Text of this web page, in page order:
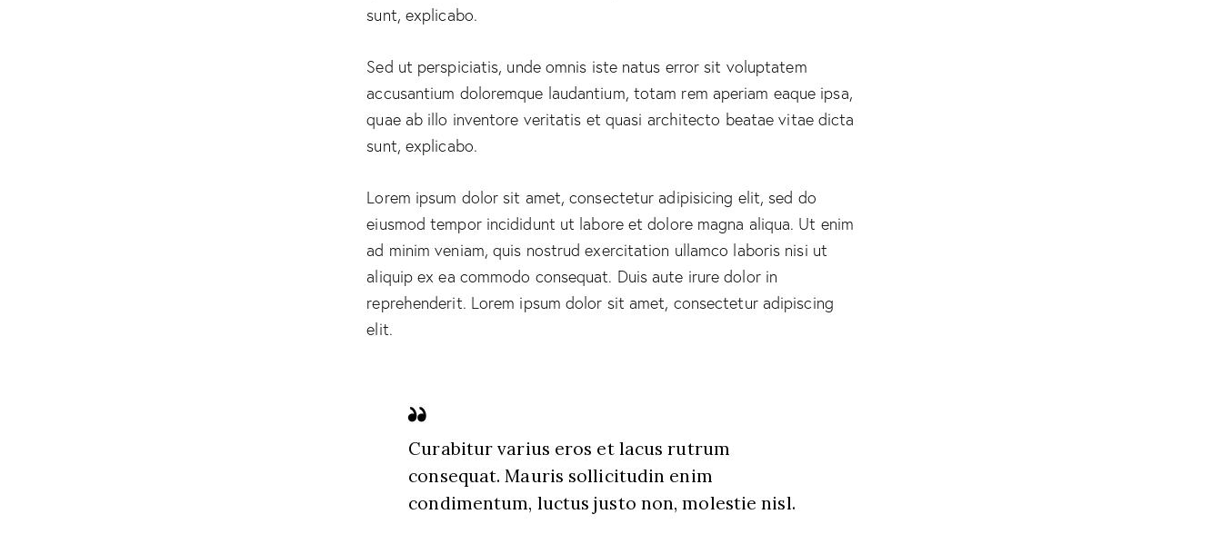
sunt, explicabo.
Sed ut perspiciatis, unde omnis iste natus error sit voluptatem
accusantium doloremque laudantium, totam rem aperiam eaque ipsa,
quae ab illo inventore veritatis et quasi architecto beatae vitae dicta
sunt, explicabo.
Lorem ipsum dolor sit amet, consectetur adipisicing elit, sed do
eiusmod tempor incididunt ut labore et dolore magna aliqua. Ut enim
ad minim veniam, quis nostrud exercitation ullamco laboris nisi ut
aliquip ex ea commodo consequat. Duis aute irure dolor in
reprehenderit. Lorem ipsum dolor sit amet, consectetur adipiscing
elit.
Curabitur varius eros et lacus rutrum
consequat. Mauris sollicitudin enim
condimentum, luctus justo non, molestie nisl.